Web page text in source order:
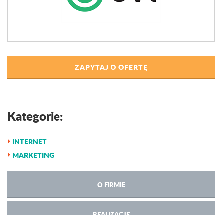
ZAPYTAJ O OFERTĘ
Kategorie:
INTERNET
MARKETING
O FIRMIE